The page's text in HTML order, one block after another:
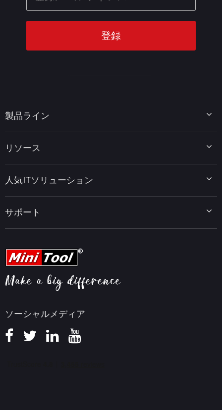
ソーシャルメディア
製品ライン
MiniTool Power Data Recovery
MiniTool PDF Editor
MiniTool MovieMaker
MiniTool uTube Downloader
リソース
データ復元ヒント
PDF編集ヒント
動画編集ヒント
ビデオ変換ヒント
画面録画ヒント
知識ベース
人気ITソリューション
MiniTool ニュースセンター
サポート
ヘルプ